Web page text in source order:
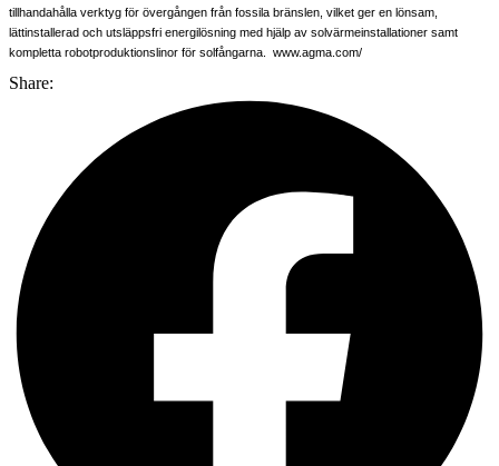
tillhandahålla verktyg för övergången från fossila bränslen, vilket ger en lönsam,
lättinstallerad och utsläppsfri energilösning med hjälp av solvärmeinstallationer samt
kompletta robotproduktionslinor för solfångarna. www.agma.com/
Share: